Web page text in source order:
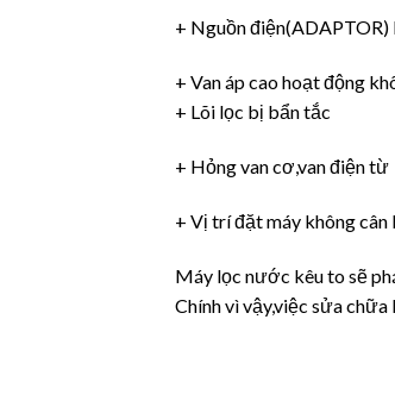
+ Nguồn điện(ADAPTOR)
+ Van áp cao hoạt động
+ Lõi lọc bị bẩn tắc
+ Hỏng van cơ,van điện từ
+ Vị trí đặt máy không cân
Máy lọc nước kêu to sẽ
Chính vì vậy,việc sửa